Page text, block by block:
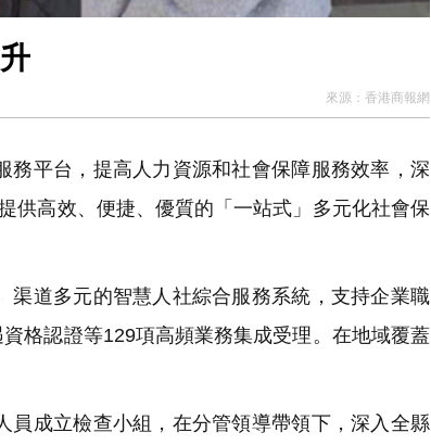
來源： 香港商報網
平台，提高人力資源和社會保障服務效率，深
供高效、便捷、優質的「一站式」多元化社會保
道多元的智慧人社綜合服務系統，支持企業職
格認證等129項高頻業務集成受理。在地域覆蓋
成立檢查小組，在分管領導帶領下，深入全縣